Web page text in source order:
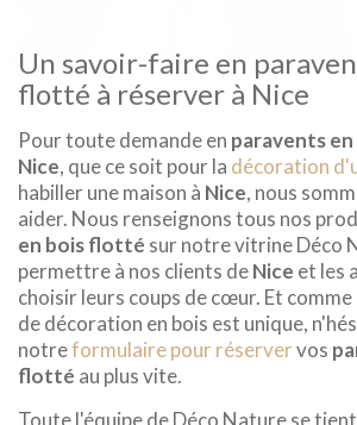
Un savoir-faire en
flotté à réserver à Nice
Pour toute demande en paravents
Nice, que ce soit pour la décoration
habiller une maison à Nice, nous
aider. Nous renseignons tous nos
en bois flotté sur notre vitrine Déco
permettre à nos clients deNice et les
choisir leurs coups de cœur. Et
de décoration en bois est unique,
notreformulaire pour réservervos
flotté au plus vite.
Toute l'équipe de Déco Nature se